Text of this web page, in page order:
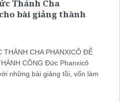
Thánh Cha
bài giảng thành
THÁNH CHA PHANXICÔ ĐỂ
CÔNG Đức Phanxicô
những bài giảng tồi, vốn làm